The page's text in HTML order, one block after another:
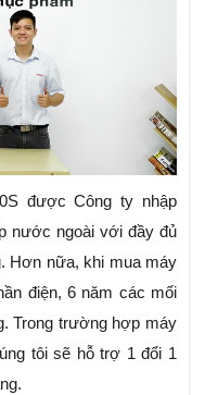
được Công ty nhập
nước ngoài với đầy đủ
Hơn nữa, khi mua máy
điện, 6 năm các mối
Trong trường hợp máy
tôi sẽ hỗ trợ 1 đổi 1